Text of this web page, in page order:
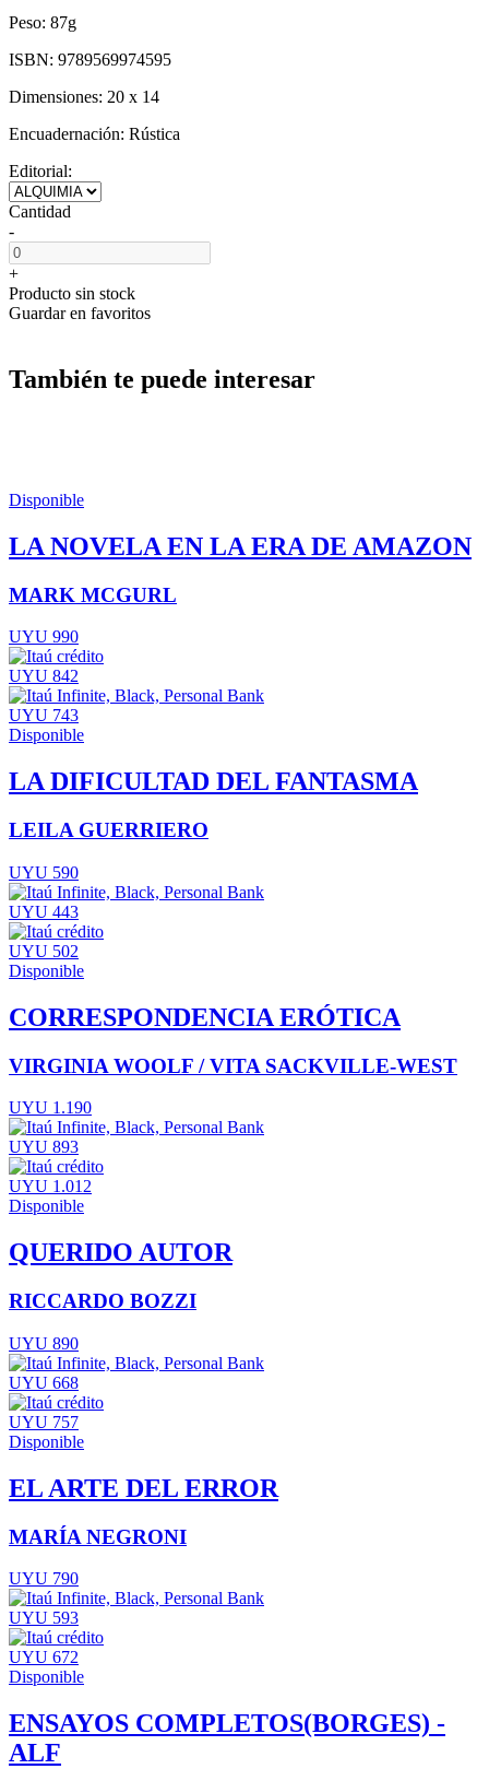
Peso: 87g
ISBN: 9789569974595
Dimensiones: 20 x 14
Encuadernación: Rústica
Editorial:
Cantidad
-
+
Producto sin stock
Guardar en favoritos
También te puede interesar
Disponible
LA NOVELA EN LA ERA DE AMAZON
MARK MCGURL
UYU 990
UYU 842
UYU 743
Disponible
LA DIFICULTAD DEL FANTASMA
LEILA GUERRIERO
UYU 590
UYU 443
UYU 502
Disponible
CORRESPONDENCIA ERÓTICA
VIRGINIA WOOLF / VITA SACKVILLE-WEST
UYU 1.190
UYU 893
UYU 1.012
Disponible
QUERIDO AUTOR
RICCARDO BOZZI
UYU 890
UYU 668
UYU 757
Disponible
EL ARTE DEL ERROR
MARÍA NEGRONI
UYU 790
UYU 593
UYU 672
Disponible
ENSAYOS COMPLETOS(BORGES) -
ALF